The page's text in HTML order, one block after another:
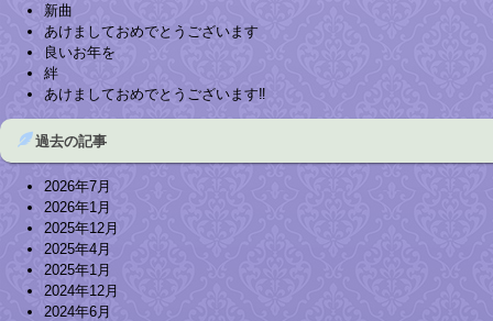
新曲
あけましておめでとうございます
良いお年を
絆
あけましておめでとうございます‼︎
過去の記事
2026年7月
2026年1月
2025年12月
2025年4月
2025年1月
2024年12月
2024年6月